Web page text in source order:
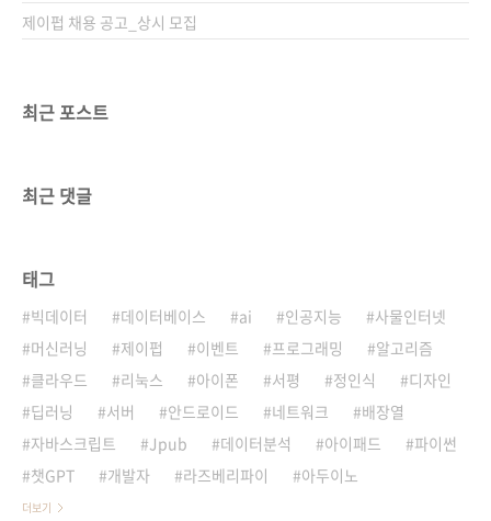
제이펍 채용 공고_상시 모집
최근 포스트
최근 댓글
태그
빅데이터 데이터베이스 ai 인공지능
사물인터넷
머신러닝
제이펍 이벤트 프로그래밍
알고리즘
클라우드
리눅스 아이폰 서평 정인식
디자인
딥러닝
서버 안드로이드 네트워크
배장열
자바스크립트
Jpub 데이터분석 아이패드
파이썬
챗GPT
개발자 라즈베리파이 아두이노
더보기